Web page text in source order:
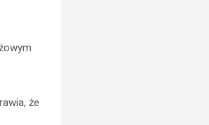
że